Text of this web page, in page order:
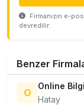
Firmanızın e-
devredilir.
Benzer
O
Online
Hatay